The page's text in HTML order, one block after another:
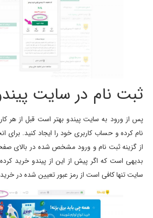
ثبت نام در سایت
پس از ورود به سایت پیندو بهتر است قبل از هر
نام کرده و حساب کاربری خود را ایجاد کنید. برای
از گزینه ثبت نام و ورود مشخص شده در بالای صفحه
بدیهی است که اگر پیش از این از پیندو خرید
سایت تنها کافی است از رمز عبور تعیین شده در خرید